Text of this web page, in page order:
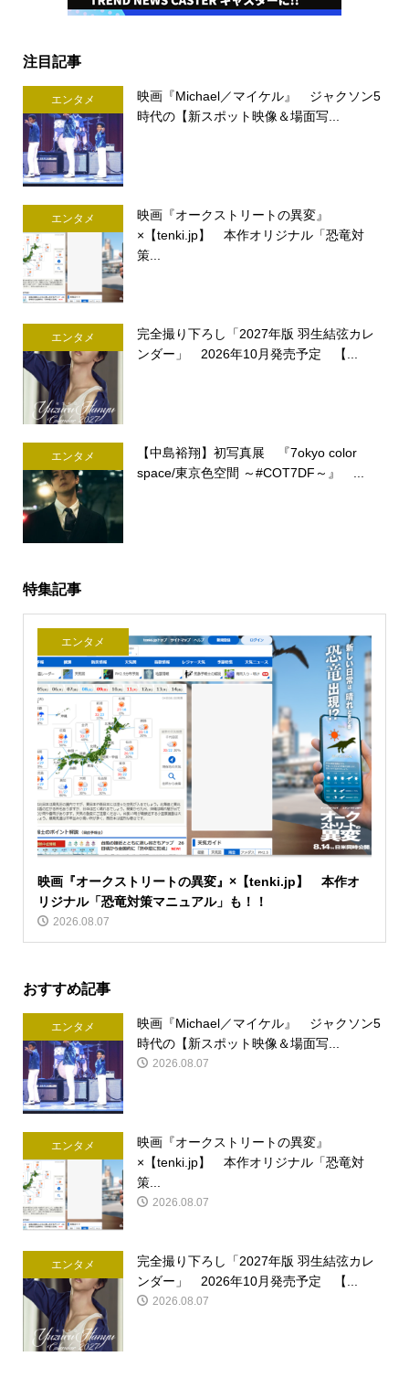
注目記事
エンタメ
映画『Michael／マイケル』 ジャクソン5
時代の【新スポット映像＆場面写...
エンタメ
映画『オークストリートの異変』
×【tenki.jp】 本作オリジナル「恐竜対
策...
エンタメ
完全撮り下ろし「2027年版 羽生結弦カレ
ンダー」 2026年10月発売予定 【...
エンタメ
【中島裕翔】初写真展 『7okyo color
space/東京色空間 ～#COT7DF～』 ...
特集記事
エンタメ
映画『オークストリートの異変』×【tenki.jp】 本作オ
リジナル「恐竜対策マニュアル」も！！
2026.08.07
おすすめ記事
エンタメ
映画『Michael／マイケル』 ジャクソン5
時代の【新スポット映像＆場面写...
2026.08.07
エンタメ
映画『オークストリートの異変』
×【tenki.jp】 本作オリジナル「恐竜対
策...
2026.08.07
エンタメ
完全撮り下ろし「2027年版 羽生結弦カレ
ンダー」 2026年10月発売予定 【...
2026.08.07